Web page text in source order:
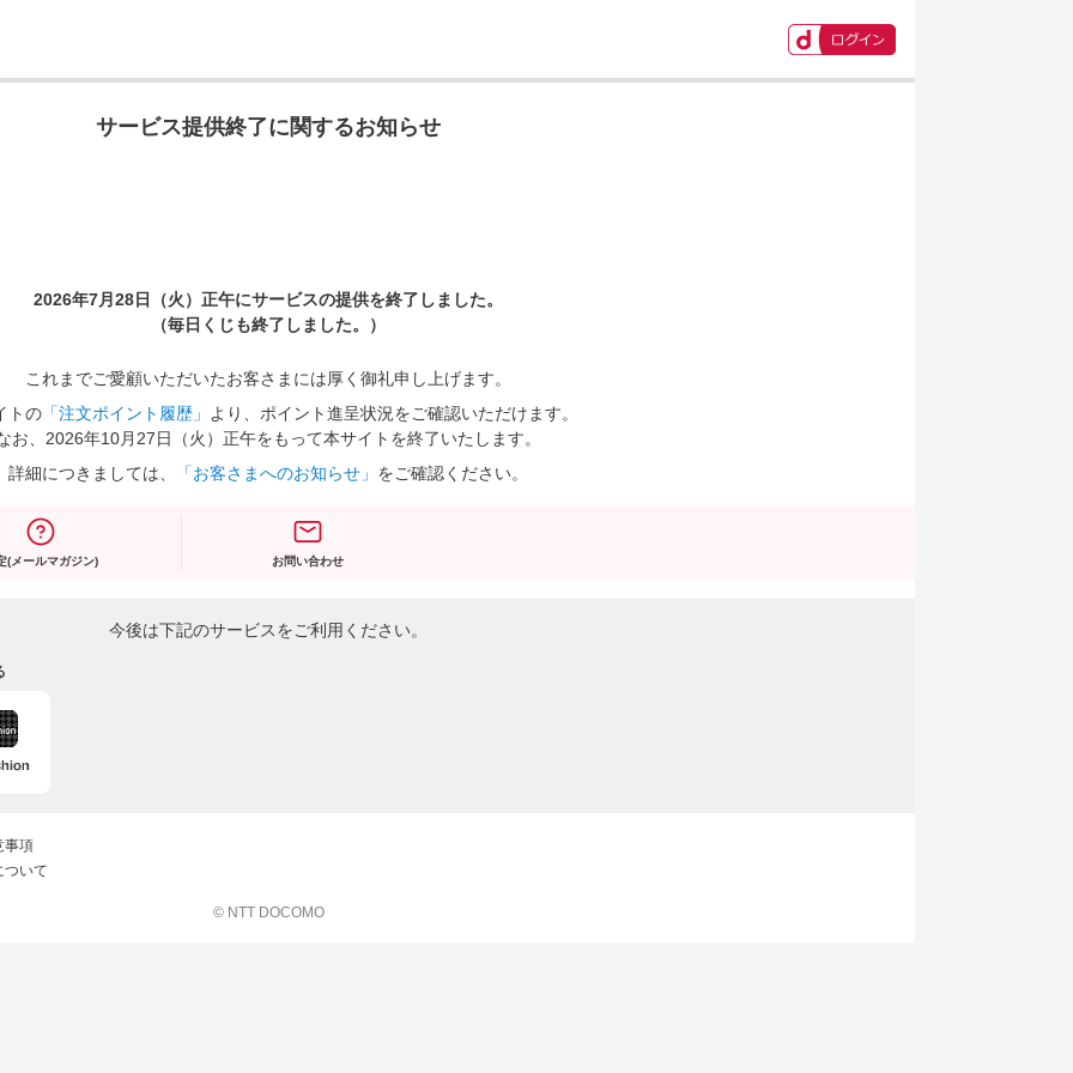
サービス提供終了に関するお知らせ
2026年7月28日（火）正午にサービスの提供を終了しました。
（毎日くじも終了しました。）
これまでご愛顧いただいたお客さまには厚く御礼申し上げます。
トの 「注文ポイント履歴」
より、ポイント進呈状況をご確認いただけます。
お、2026年10月27日（火）正午をもって本サイトを終了いたします。
詳細につきましては、
「お客さまへのお知らせ」 をご確認ください。
(メールマガジン) お問い合わせ
今後は下記のサービスをご利用ください。
事項
ついて
© NTT DOCOMO